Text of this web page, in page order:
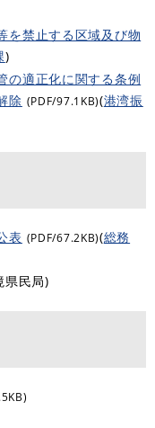
を禁止する区域及び物
)
の適正化に関する条例
除 (PDF/97.1KB)(港湾振
表 (PDF/67.2KB)(総務
県民局)